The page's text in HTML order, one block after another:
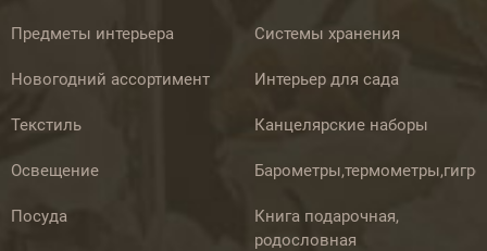
Предметы интерьера
Новогодний ассортимент
Текстиль
Освещение
Посуда
Системы хранения
Интерьер для сада
Канцелярские наборы
Книга подарочная,
родословная